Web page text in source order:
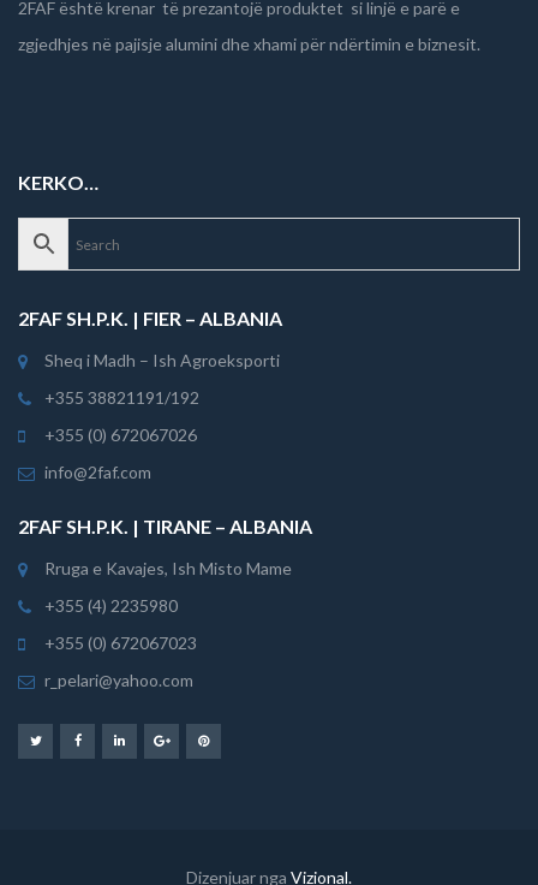
2FAF është krenar të prezantojë produktet si linjë e parë e
zgjedhjes në pajisje alumini dhe xhami për ndërtimin e biznesit.
KERKO…
2FAF SH.P.K. | FIER – ALBANIA
Sheq i Madh – Ish Agroeksporti
+355 38821191/192
+355 (0) 672067026
info@2faf.com
2FAF SH.P.K. | TIRANE – ALBANIA
Rruga e Kavajes, Ish Misto Mame
+355 (4) 2235980
+355 (0) 672067023
r_pelari@yahoo.com
Dizenjuar nga Vizional.